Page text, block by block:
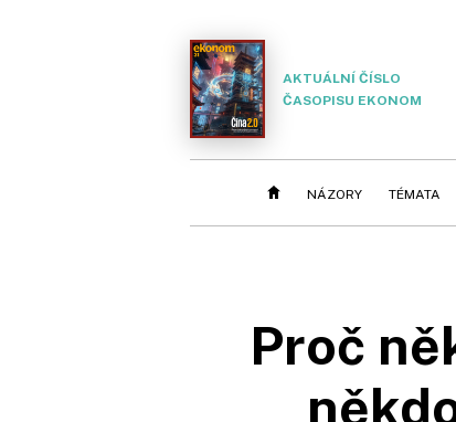
AKTUÁLNÍ ČÍSLO
ČASOPISU EKONOM
NÁZORY TÉMATA
Proč